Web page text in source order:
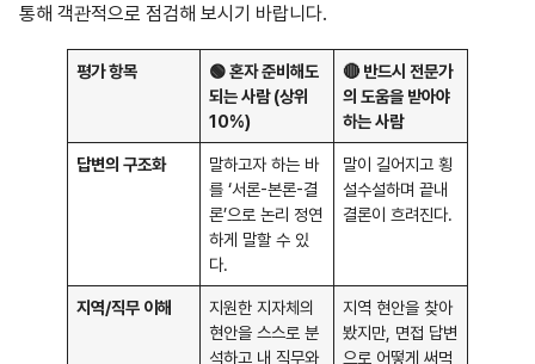
통해 객관적으로 점검해 보시기 바랍니다.
평가 항목 🟢혼자 준비해도
되는 사람 (상위
10%)
🔴 반드시 전문가
의 도움을 받아야
하는 사람
답변의 구조화
말하고자 하는 바
를 ‘서론-본론-결
론’으로 논리 정연
하게 말할 수 있
다.
말이 길어지고 횡
설수설하며 끝내
결론이 흐려진다.
지역/직무 이해
지원한 지자체의
현안을 스스로 분
석하고 내 직무와
지역 현안을 찾아
봤지만, 면접 답변
으로 어떻게 써먹